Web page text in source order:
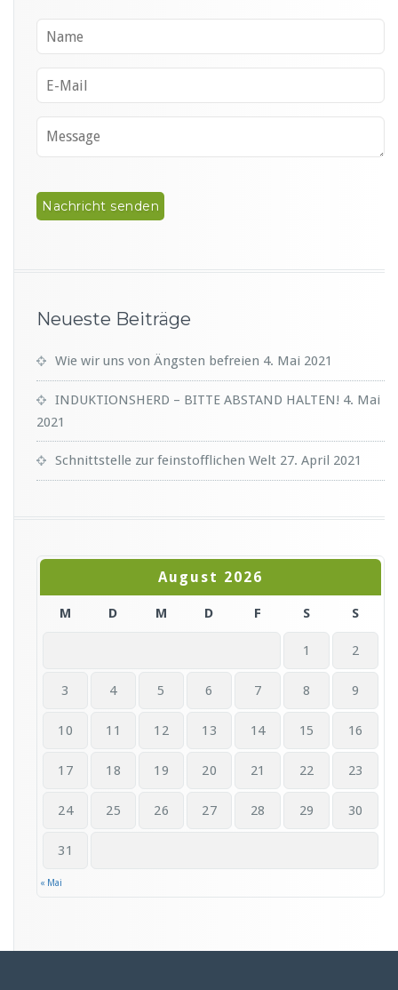
Neueste Beiträge
Wie wir uns von Ängsten befreien 4. Mai 2021
INDUKTIONSHERD – BITTE ABSTAND HALTEN! 4. Mai
2021
Schnittstelle zur feinstofflichen Welt 27. April 2021
August 2026
M D M D F S S
1 2
3 4 5 6 7 8 9
10 11 12 13 14 15 16
17 18 19 20 21 22 23
24 25 26 27 28 29 30
31
« Mai